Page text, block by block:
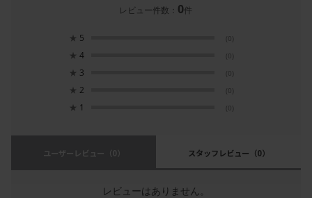
レビュー件数： 0件
★ 5 (0)
★ 4 (0)
★ 3 (0)
★ 2 (0)
★ 1 (0)
ユーザーレビュー （0） スタッフレビュー （0）
レビューはありません。